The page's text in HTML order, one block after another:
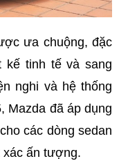
ưa chuộng, đặc
kế tinh tế và sang
nghi và hệ thống
Mazda đã áp dụng
các dòng sedan
xác ấn tượng.